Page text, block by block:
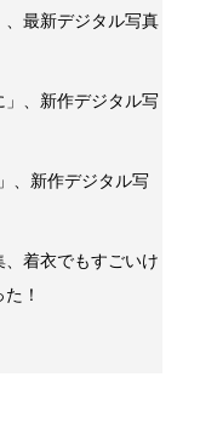
最新デジタル写真
、新作デジタル写
、新作デジタル写
着衣でもすごいけ
！